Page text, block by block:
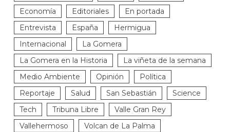
Economía
Editoriales
En portada
Entrevista
España
Hermigua
Internacional
La Gomera
La Gomera en la Historia
La viñeta de la semana
Medio Ambiente
Opinión
Política
Reportaje
Salud San Sebastián
Science
Tech
Tribuna Libre
Valle Gran Rey
Vallehermoso
Volcan de La Palma